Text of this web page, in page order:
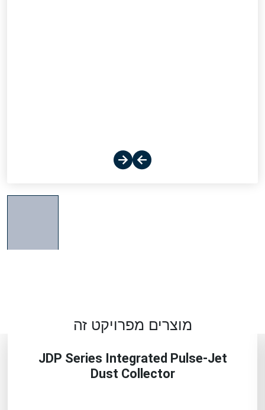
מוצרים מפרויקט זה
JDP Series Integrated Pulse-Jet
Dust Collector